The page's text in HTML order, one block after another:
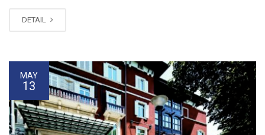
DETAIL
MAY
13